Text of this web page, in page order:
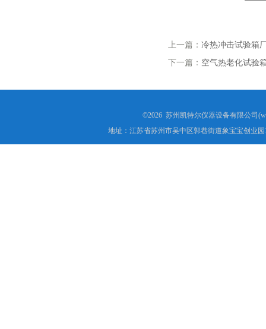
上一篇： 冷热冲击试验箱
下一篇： 空气热老化试验
©2026 苏州凯特尔仪器设备有限公司
地址：江苏省苏州市吴中区郭巷街道象宝宝创业